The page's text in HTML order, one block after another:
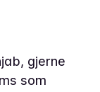
gjerne
som